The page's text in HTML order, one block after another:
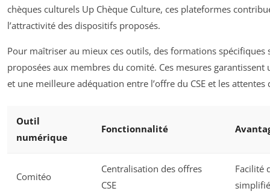
chèques culturels Up Chèque Culture, ces plateformes
l’attractivité des dispositifs proposés.
Pour maîtriser au mieux ces outils, des formations spécifiques
proposées aux membres du comité. Ces mesures
et une meilleure adéquation entre l’offre du CSE et les attentes
Outil
numérique
Fonctionnalité
Comitéo
Centralisation des offres
CSE
Facilité